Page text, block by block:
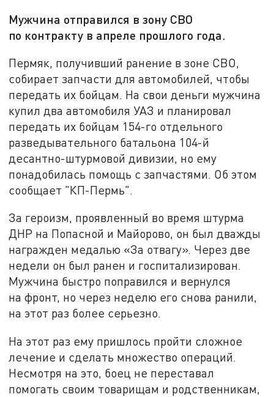
Мужчина отправился в зону СВО
по контракту в апреле прошлого года.
Пермяк, получивший ранение в зоне СВО,
собирает запчасти для автомобилей, чтобы
передать их бойцам. На свои деньги мужчина
купил два автомобиля УАЗ и планировал
передать их бойцам 154-го отдельного
разведывательного батальона 104-й
десантно-штурмовой дивизии, но ему
понадобилась помощь с запчастями. Об этом
сообщает "КП-Пермь".
За героизм, проявленный во время штурма
ДНР на Попасной и Майорово, он был дважды
награжден медалью «За отвагу». Через две
недели он был ранен и госпитализирован.
Мужчина быстро поправился и вернулся
на фронт, но через неделю его снова ранили,
на этот раз более серьезно.
На этот раз ему пришлось пройти сложное
лечение и сделать множество операций.
Несмотря на это, боец не переставал
помогать своим товарищам и родственникам,